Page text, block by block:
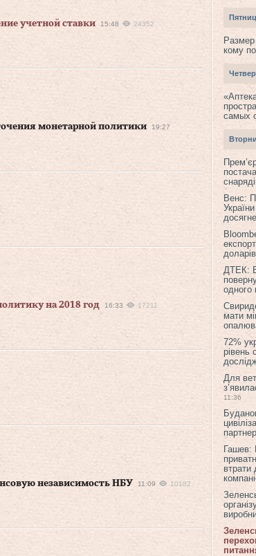
учетной ставки
15:48 24352
монетарной политики
19:27
на 2018 год
16:33 17211
независимость НБУ
11:09 10182
кому
самых
Венс:
ДТЕК:
одного
мати
72%
рівень
Для
11:36
Гашев:
втрати